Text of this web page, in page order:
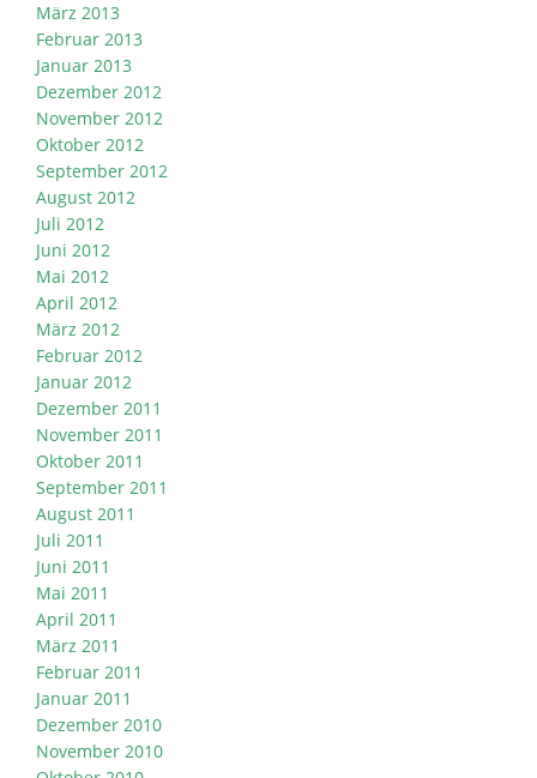
März 2013
Februar 2013
Januar 2013
Dezember 2012
November 2012
Oktober 2012
September 2012
August 2012
Juli 2012
Juni 2012
Mai 2012
April 2012
März 2012
Februar 2012
Januar 2012
Dezember 2011
November 2011
Oktober 2011
September 2011
August 2011
Juli 2011
Juni 2011
Mai 2011
April 2011
März 2011
Februar 2011
Januar 2011
Dezember 2010
November 2010